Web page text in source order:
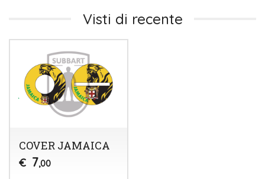
Visti di recente
COVER JAMAICA
€ 7,00